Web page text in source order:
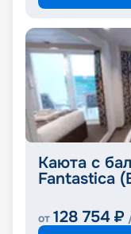
Каюта с
Fantastica
от 128 754 ₽